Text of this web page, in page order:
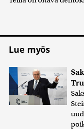
Lue myös